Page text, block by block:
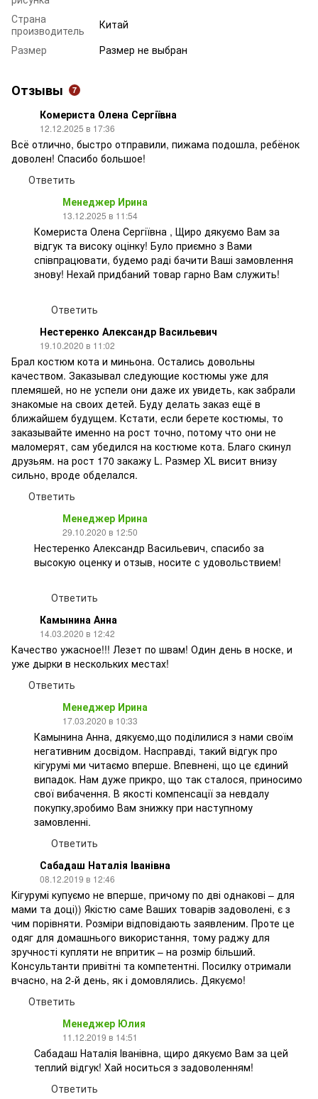
Страна
производитель
Китай
Размер
Размер не выбран
Отзывы 7
Комериста Олена Сергіївна
12.12.2025 в 17:36
Всё отлично, быстро отправили, пижама подошла, ребёнок
доволен! Спасибо большое!
Ответить
Менеджер Ирина
13.12.2025 в 11:54
Комериста Олена Сергіївна , Щиро дякуємо Вам за
відгук та високу оцінку! Було приємно з Вами
співпрацювати, будемо раді бачити Ваші замовлення
знову! Нехай придбаний товар гарно Вам служить!
Ответить
Нестеренко Александр Васильевич
19.10.2020 в 11:02
Брал костюм кота и миньона. Остались довольны
качеством. Заказывал следующие костюмы уже для
племяшей, но не успели они даже их увидеть, как забрали
знакомые на своих детей. Буду делать заказ ещё в
ближайшем будущем. Кстати, если берете костюмы, то
заказывайте именно на рост точно, потому что они не
маломерят, сам убедился на костюме кота. Благо скинул
друзьям. на рост 170 закажу L. Размер XL висит внизу
сильно, вроде обделался.
Ответить
Менеджер Ирина
29.10.2020 в 12:50
Нестеренко Александр Васильевич, спасибо за
высокую оценку и отзыв, носите с удовольствием!
Ответить
Камынина Анна
14.03.2020 в 12:42
Качество ужасное!!! Лезет по швам! Один день в носке, и
уже дырки в нескольких местах!
Ответить
Менеджер Ирина
17.03.2020 в 10:33
Камынина Анна, дякуємо,що поділилися з нами своїм
негативним досвідом. Насправді, такий відгук про
кігурумі ми читаємо вперше. Впевнені, що це єдиний
випадок. Нам дуже прикро, що так сталося, приносимо
свої вибачення. В якості компенсації за невдалу
покупку,зробимо Вам знижку при наступному
замовленні.
Ответить
Сабадаш Наталія Іванівна
08.12.2019 в 12:46
Кігурумі купуємо не вперше, причому по дві однакові – для
мами та доці)) Якістю саме Ваших товарів задоволені, є з
чим порівняти. Розміри відповідають заявленим. Проте це
одяг для домашнього використання, тому раджу для
зручності купляти не впритик – на розмір більший.
Консультанти привітні та компетентні. Посилку отримали
вчасно, на 2-й день, як і домовлялись. Дякуємо!
Ответить
Менеджер Юлия
11.12.2019 в 14:51
Сабадаш Наталія Іванівна, щиро дякуємо Вам за цей
теплий відгук! Хай носиться з задоволенням!
Ответить